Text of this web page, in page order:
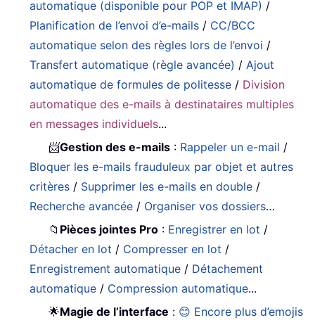
automatique (disponible pour POP et IMAP) /
Planification de l’envoi d’e-mails / CC/BCC
automatique selon des règles lors de l’envoi /
Transfert automatique (règle avancée) / Ajout
automatique de formules de politesse / Division
automatique des e-mails à destinataires multiples
en messages individuels...
📨Gestion des e-mails : Rappeler un e-mail /
Bloquer les e-mails frauduleux par objet et autres
critères / Supprimer les e-mails en double /
Recherche avancée / Organiser vos dossiers…
📁 Pièces jointes Pro : Enregistrer en lot /
Détacher en lot / Compresser en lot /
Enregistrement automatique / Détachement
automatique / Compression automatique...
🌟Magie de l’interface : 😊 Encore plus d’emojis